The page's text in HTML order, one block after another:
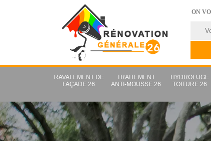
ON
RAVALEMENT DE
FAÇADE 26
TRAITEMENT
ANTI-MOUSSE 26
HYDROFUGE
TOITURE 26